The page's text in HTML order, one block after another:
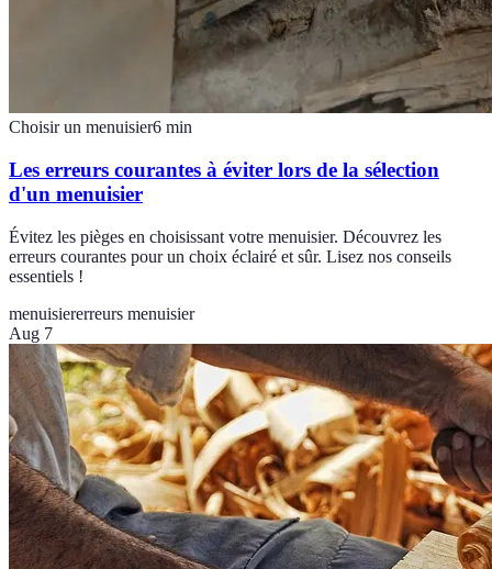
Choisir un menuisier6 min
Les erreurs courantes à éviter lors de la sélection
d'un menuisier
Évitez les pièges en choisissant votre menuisier. Découvrez les
erreurs courantes pour un choix éclairé et sûr. Lisez nos conseils
essentiels !
menuisiererreurs menuisier
Aug 7